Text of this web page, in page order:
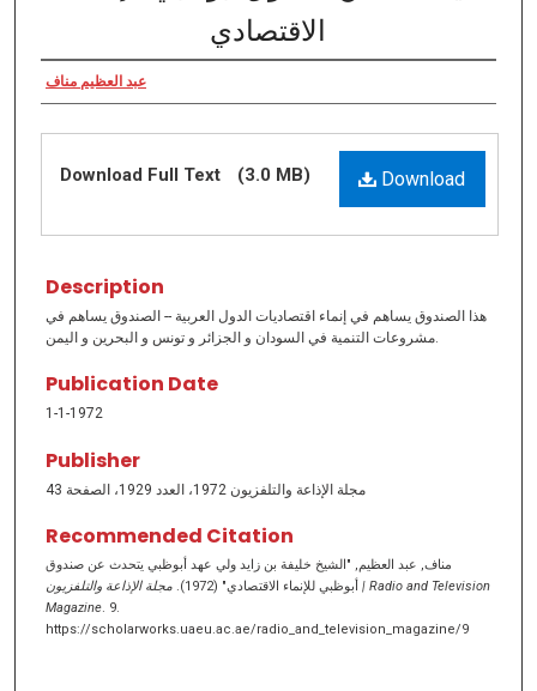
الاقتصادي
عبد العظيم مناف
Download
Download Full Text (3.0 MB)
Description
هذا الصندوق يساهم في إنماء اقتصاديات الدول العربية -- الصندوق يساهم في
Publication Date
1-1-1972
Publisher
مجلة الإذاعة والتلفزيون 1972، العدد 1929، الصفحة 43
Recommended Citation
مناف, عبد العظيم, "الشيخ خليفة بن زايد ولي عهد أبوظبي يتحدث عن صندوق
أبوظبي للإنماء الاقتصادي" (1972).
مجلة الإذاعة والتلفزيون | Radio and Television
Magazine. 9.
https://scholarworks.uaeu.ac.ae/radio_and_television_magazine/9